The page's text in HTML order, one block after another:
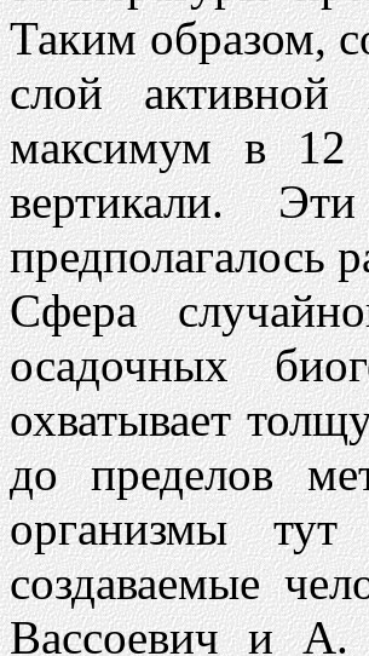
Таким образом,
слой
максимум в
вертикали.
Сфера
осадочных
охватывает
до пределов
организмы
создаваемые
Вассоевич и А.